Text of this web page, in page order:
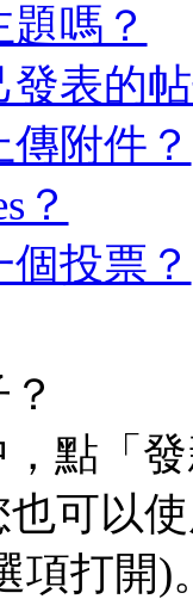
嗎？
發表的
附件？
？
投票？
點「
可以
項打開